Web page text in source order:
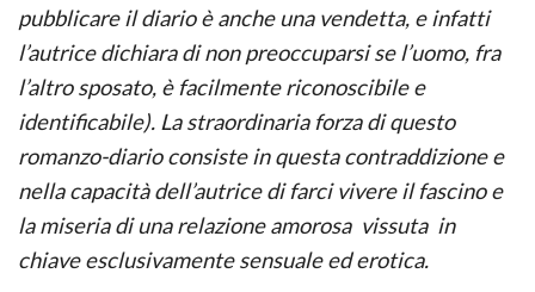
pubblicare il diario è anche una vendetta, e infatti
l’autrice dichiara di non preoccuparsi se l’uomo, fra
l’altro sposato, è facilmente riconoscibile e
identificabile). La straordinaria forza di questo
romanzo-diario consiste in questa contraddizione e
nella capacità dell’autrice di farci vivere il fascino e
la miseria di una relazione amorosa vissuta in
chiave esclusivamente sensuale ed erotica.